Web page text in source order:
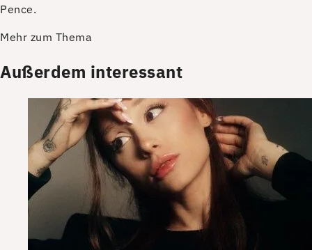
Pence.
Mehr zum Thema
Außerdem interessant